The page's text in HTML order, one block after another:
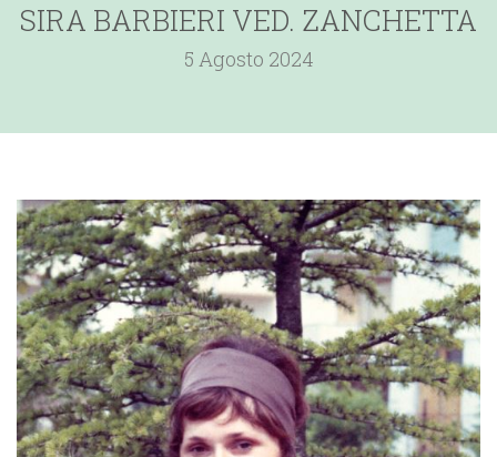
SIRA BARBIERI VED. ZANCHETTA
5 Agosto 2024